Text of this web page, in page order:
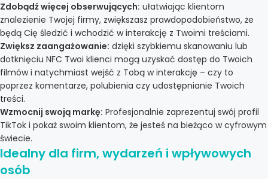
Zdobądź więcej obserwujących: ułatwiając klientom
znalezienie Twojej firmy, zwiększasz prawdopodobieństwo, że
będą Cię śledzić i wchodzić w interakcję z Twoimi treściami.
Zwiększ zaangażowanie: dzięki szybkiemu skanowaniu lub
dotknięciu NFC Twoi klienci mogą uzyskać dostęp do Twoich
filmów i natychmiast wejść z Tobą w interakcję – czy to
poprzez komentarze, polubienia czy udostępnianie Twoich
treści.
Wzmocnij swoją markę: Profesjonalnie zaprezentuj swój profil
TikTok i pokaż swoim klientom, że jesteś na bieżąco w cyfrowym
świecie.
Idealny dla firm, wydarzeń i wpływowych
osób